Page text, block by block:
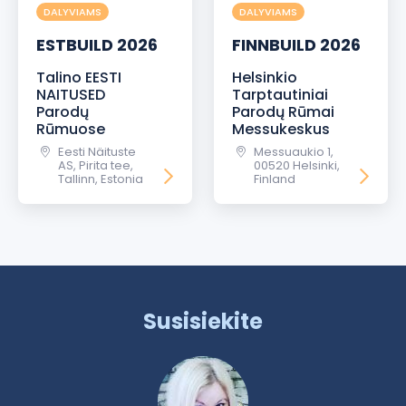
DALYVIAMS
ESTBUILD 2026
Talino EESTI
NAITUSED
Parodų
Rūmuose
Eesti Näituste
AS, Pirita tee,
Tallinn, Estonia
DALYVIAMS
FINNBUILD 2026
Helsinkio
Tarptautiniai
Parodų Rūmai
Messukeskus
Messuaukio 1,
00520 Helsinki,
Finland
Susisiekite